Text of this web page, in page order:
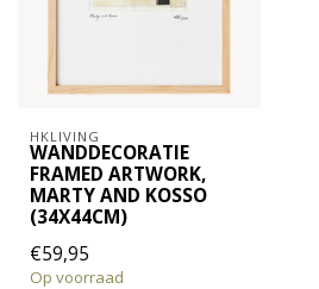
HKLIVING
WANDDECORATIE
FRAMED ARTWORK,
MARTY AND KOSSO
(34X44CM)
€59,95
Op voorraad